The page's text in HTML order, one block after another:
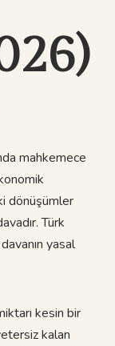
mahkemece
dönüşümler
Türk
yasal
kesin bir
kalan